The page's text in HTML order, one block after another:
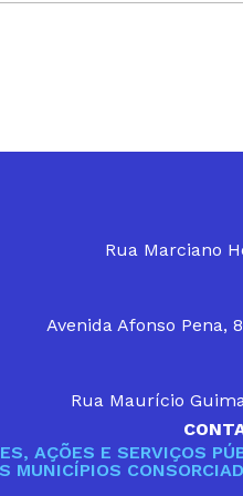
Rua Marciano
Avenida Afonso Pena,
Rua Maurício
AÇÕES E SERVIÇOS
MUNICÍPIOS